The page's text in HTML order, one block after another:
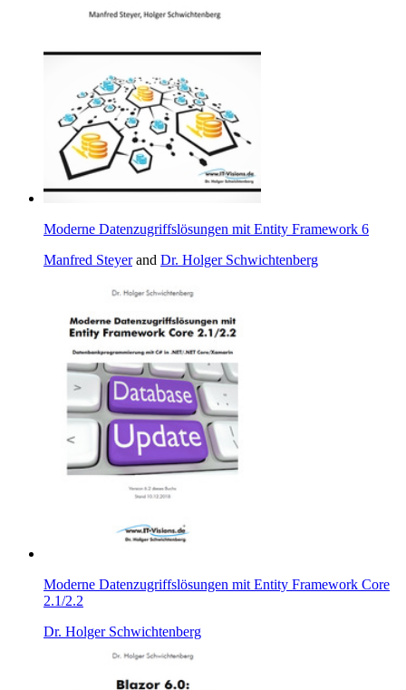
Moderne Datenzugriffslösungen mit Entity Framework 6
Manfred Steyerand Dr. Holger Schwichtenberg
Moderne Datenzugriffslösungen mit Entity Framework Core
2.1/2.2
Dr. Holger Schwichtenberg